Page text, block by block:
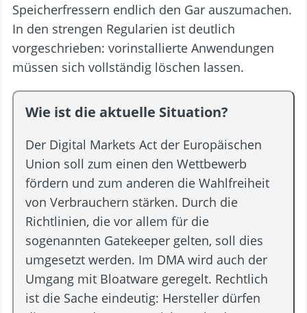
Speicherfressern endlich den Gar auszumachen.
In den strengen Regularien ist deutlich
vorgeschrieben: vorinstallierte Anwendungen
müssen sich vollständig löschen lassen.
Wie ist die aktuelle Situation?
Der Digital Markets Act der Europäischen
Union soll zum einen den Wettbewerb
fördern und zum anderen die Wahlfreiheit
von Verbrauchern stärken. Durch die
Richtlinien, die vor allem für die
sogenannten Gatekeeper gelten, soll dies
umgesetzt werden. Im DMA wird auch der
Umgang mit Bloatware geregelt. Rechtlich
ist die Sache eindeutig: Hersteller dürfen